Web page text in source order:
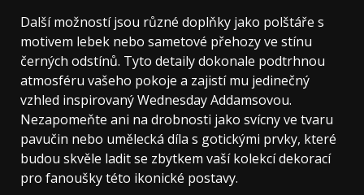
Další možností jsou různé doplňky jako polštáře s
motivem lebek nebo sametové přehozy ve stínu
černých odstínů. Tyto detaily dokonale podtrhnou
atmosféru vašeho pokoje a zajistí mu jedinečný
vzhled inspirovaný Wednesday Addamsovou.
Nezapomeňte ani na drobnosti jako svícny ve tvaru
pavučin nebo umělecká díla s gotickými prvky, které
budou skvěle ladit se zbytkem vaší kolekcí dekorací
pro fanoušky této ikonické postavy.